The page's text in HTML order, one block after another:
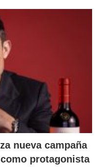
nueva campaña
protagonista